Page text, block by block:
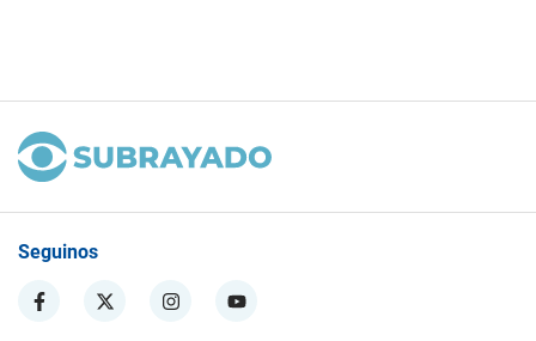
Seguinos